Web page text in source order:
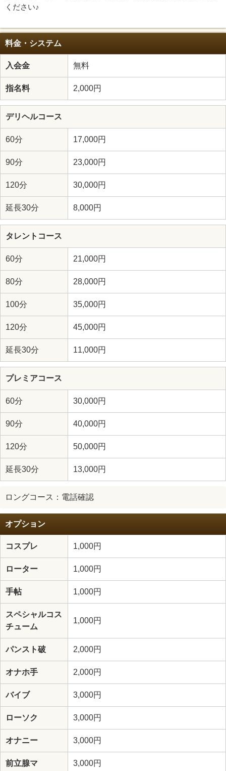
ください♪
料金・システム
入会金 無料
指名料 2,000円
デリヘルコース
60分 17,000円
90分 23,000円
120分 30,000円
延長30分 8,000円
タレントコース
60分 21,000円
80分 28,000円
100分 35,000円
120分 45,000円
延長30分 11,000円
プレミアコース
60分 30,000円
90分 40,000円
120分 50,000円
延長30分 13,000円
ロングコース：電話確認
オプション
コスプレ 1,000円
ローター 1,000円
手帖 1,000円
スペシャルコス
チューム
1,000円
パンスト破 2,000円
オナホ手 2,000円
バイブ 3,000円
ローソク 3,000円
オナニー 3,000円
前立腺マ 3,000円